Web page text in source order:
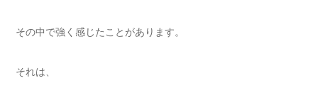
その中で強く感じたことがあります。
それは、